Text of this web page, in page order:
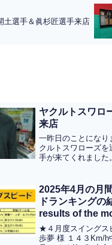
土選手＆眞杉匠選手来店
ヤクルトスワロ
来店
一昨日のことになり
クルトスワローズを
手が来てくれました
ら左打ちに変更す
ていたこともあり、
ック
2025年4月の月
ドランキングの
results of the
speed ranking
are as follows.”
★４月度スイングス
歩夢 様 １４３Km/h